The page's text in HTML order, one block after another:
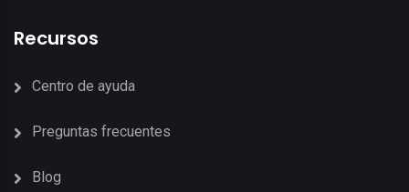
Recursos
Centro de ayuda
Preguntas frecuentes
Blog